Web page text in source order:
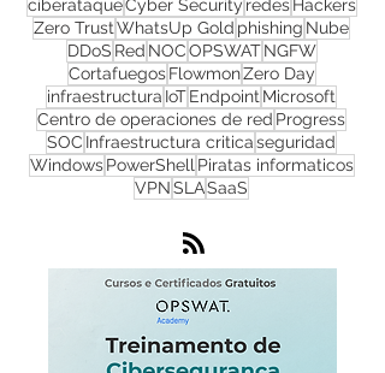
Seguridad ciberneticaCheck Point
ransomwareMonitoreo de RedFirewall
ciberataqueCyber SecurityredesHackers
Zero TrustWhatsUp GoldphishingNube
DDoSRedNOCOPSWATNGFW
CortafuegosFlowmonZero Day
infraestructuraIoTEndpointMicrosoft
Centro de operaciones de redProgress
Infraestructura critica
SLA